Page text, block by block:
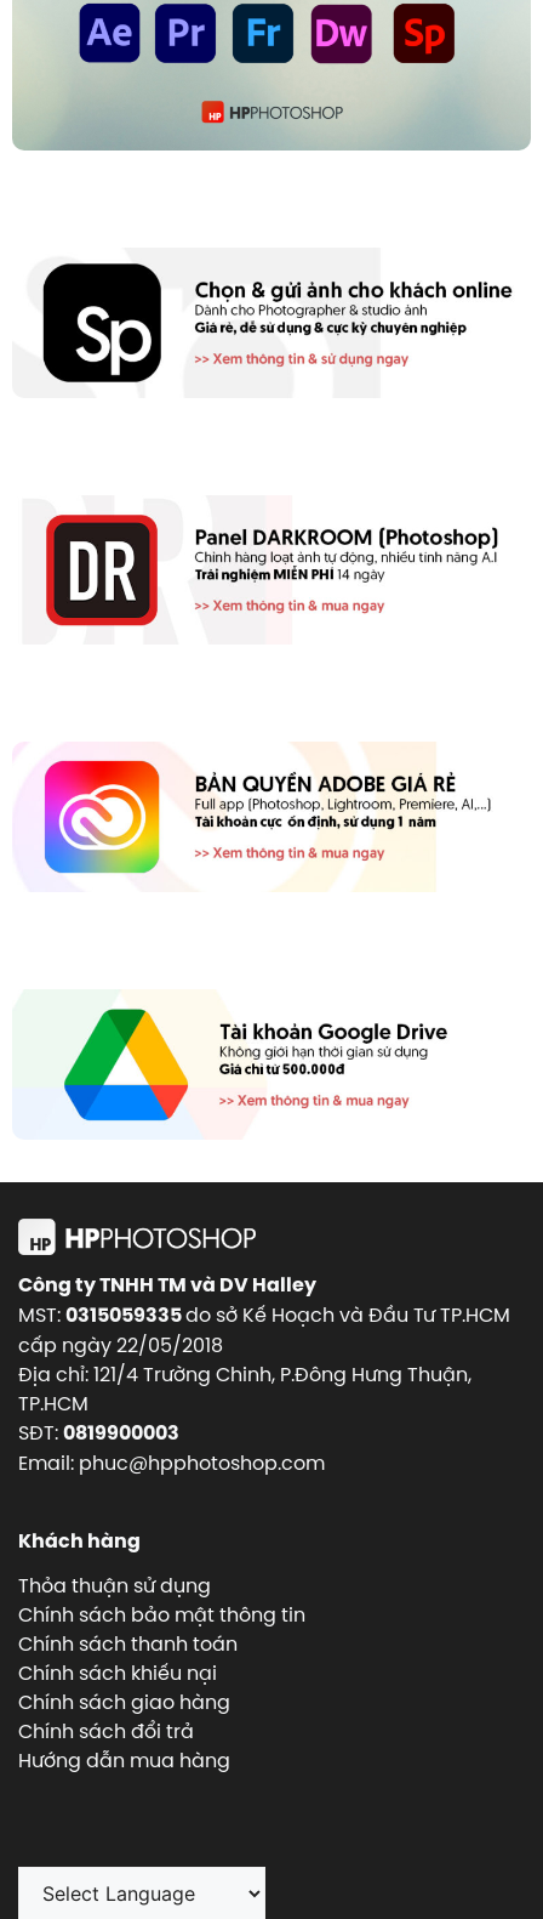
Công ty TNHH TM và DV Halley
MST:0315059335do sở Kế Hoạch và Đầu Tư TP.HCM
cấp ngày 22/05/2018
Địa chỉ: 121/4 Trường Chinh, P.Đông Hưng Thuận,
TP.HCM
SĐT:0819900003
Email: phuc@hpphotoshop.com
Khách hàng
Thỏa thuận sử dụng
Chính sách bảo mật thông tin
Chính sách thanh toán
Chính sách khiếu nại
Chính sách giao hàng
Chính sách đổi trả
Hướng dẫn mua hàng